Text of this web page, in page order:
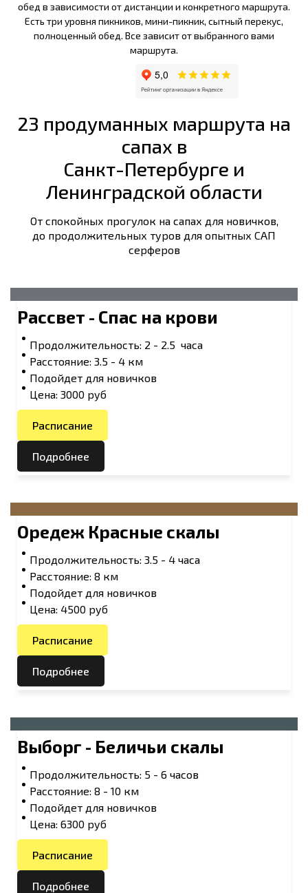
обед в зависимости от дистанции и конкретного маршрута.
Есть три уровня пикников, мини-пикник, сытный перекус,
полноценный обед. Все зависит от выбранного вами
маршрута.
23 продуманных маршрута на
сапах в
Санкт-Петербурге и
Ленинградской области
От спокойных прогулок на сапах для новичков,
до продолжительных туров для опытных САП
серферов
Рассвет - Спас на крови
Продолжительность: 2 - 2.5 часа
Расстояние: 3.5 - 4 км
Подойдет для новичков
Цена: 3000 руб
Расписание
Подробнее
Оредеж Красные скалы
Продолжительность: 3.5 - 4 часа
Расстояние: 8 км
Подойдет для новичков
Цена: 4500 руб
Расписание
Подробнее
Выборг - Беличьи скалы
Продолжительность: 5 - 6 часов
Расстояние: 8 - 10 км
Подойдет для новичков
Цена: 6300 руб
Расписание
Подробнее